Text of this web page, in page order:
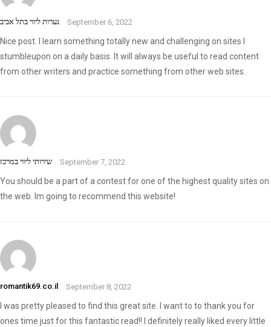
נערות ליווי בתל אביב September 6, 2022
Nice post. I learn something totally new and challenging on sites I
stumbleupon on a daily basis. It will always be useful to read content
from other writers and practice something from other web sites.
שירותי ליווי במרכז September 7, 2022
You should be a part of a contest for one of the highest quality sites on
the web. Im going to recommend this website!
romantik69.co.il September 8, 2022
I was pretty pleased to find this great site. I want to to thank you for
ones time just for this fantastic read!! I definitely really liked every little